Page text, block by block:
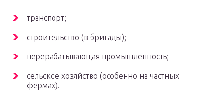
транспорт;
строительство (в бригады);
перерабатывающая промышленность;
сельское хозяйство (особенно на частных
фермах).